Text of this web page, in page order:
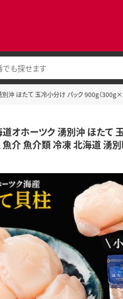
別沖 ほたて 玉冷小分け パック 900g（
道オホーツク 湧別沖 ほたて
介 魚介類 冷凍 北海道 湧別